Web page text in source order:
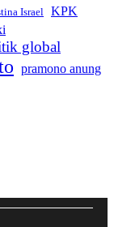
Israel KPK
global
pramono anung